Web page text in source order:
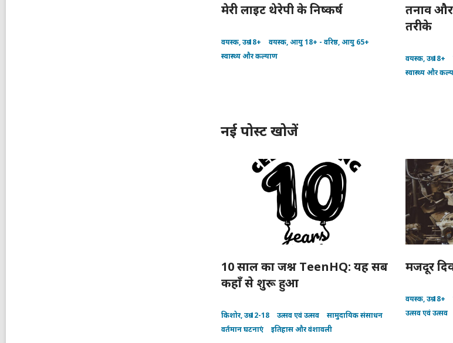
Attribution
Young
woman
मेरी लाइट थेरेपी के निष्कर्ष
वयस्क, उम्र 18+
वयस्क, आयु 18+ - वरिष्ठ, आयु 65+
स्वास्थ्य और कल्याण
तनाव
तरीके
वयस्क, उम्र 18+
स्वास्थ्य और
नई पोस्ट खोजें
10 साल का जश्न TeenHQ: यह सब
कहाँ से शुरू हुआ
किशोर, उम्र 12-18 उत्सव एवं उत्सव
सामुदायिक संसाधन
वर्तमान घटनाएं
इतिहास और वंशावली
मजदूर
वयस्क, उम्र 18+
उत्सव एवं उत्सव